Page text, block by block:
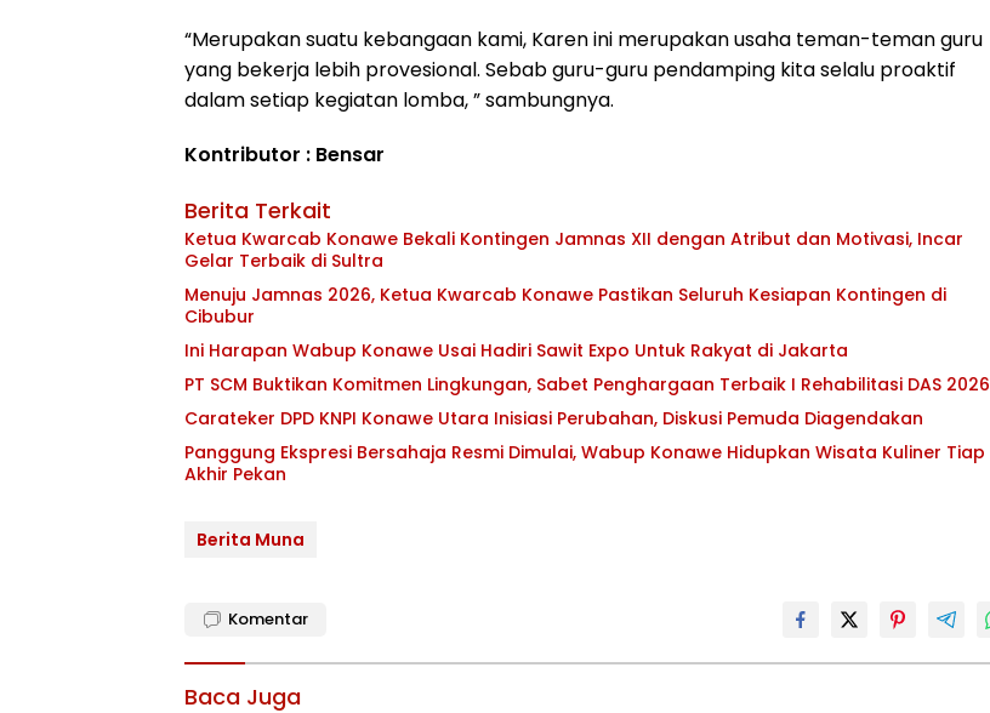
“Merupakan suatu kebangaan kami, Karen ini merupakan usaha teman-teman guru
yang bekerja lebih provesional. Sebab guru-guru pendamping kita selalu proaktif
dalam setiap kegiatan lomba, ” sambungnya.
Kontributor : Bensar
Berita Terkait
Ketua Kwarcab Konawe Bekali Kontingen Jamnas XII dengan Atribut dan Motivasi, Incar
Gelar Terbaik di Sultra
Menuju Jamnas 2026, Ketua Kwarcab Konawe Pastikan Seluruh Kesiapan Kontingen di
Cibubur
Ini Harapan Wabup Konawe Usai Hadiri Sawit Expo Untuk Rakyat di Jakarta
PT SCM Buktikan Komitmen Lingkungan, Sabet Penghargaan Terbaik I Rehabilitasi DAS 2026
Carateker DPD KNPI Konawe Utara Inisiasi Perubahan, Diskusi Pemuda Diagendakan
Panggung Ekspresi Bersahaja Resmi Dimulai, Wabup Konawe Hidupkan Wisata Kuliner Tiap
Akhir Pekan
Berita Muna
Komentar
Baca Juga